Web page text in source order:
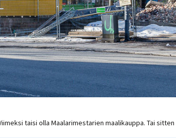
taisi olla Maalarimestarien maalikauppa. Tai